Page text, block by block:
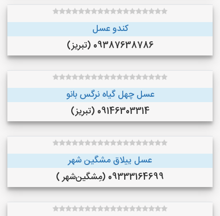
کندو عسل
09387638786 (تبریز)
عسل چهل گیاه نرگس بانو
09146303314 (تبریز)
عسل ییلاق مشگین شهر
09333164699 (مِشگین‌شهر )